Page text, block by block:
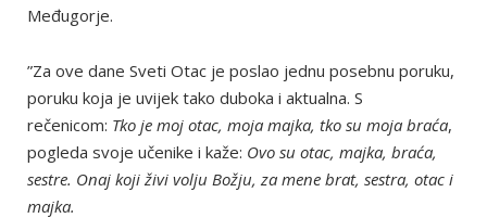
Međugorje.
”Za ove dane Sveti Otac je poslao jednu posebnu poruku,
poruku koja je uvijek tako duboka i aktualna. S
rečenicom: Tko je moj otac, moja majka, tko su moja braća,
pogleda svoje učenike i kaže: Ovo su otac, majka, braća,
sestre. Onaj koji živi volju Božju, za mene brat, sestra, otac i
majka.